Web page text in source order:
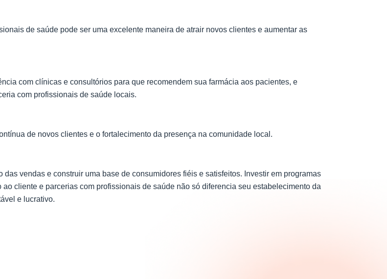
de saúde pode ser uma excelente maneira de atrair novos clientes e aumentar as
com clínicas e consultórios para que recomendem sua farmácia aos pacientes, e
com profissionais de saúde locais.
de novos clientes e o fortalecimento da presença na comunidade local.
vendas e construir uma base de consumidores fiéis e satisfeitos. Investir em programas
cliente e parcerias com profissionais de saúde não só diferencia seu estabelecimento da
e lucrativo.